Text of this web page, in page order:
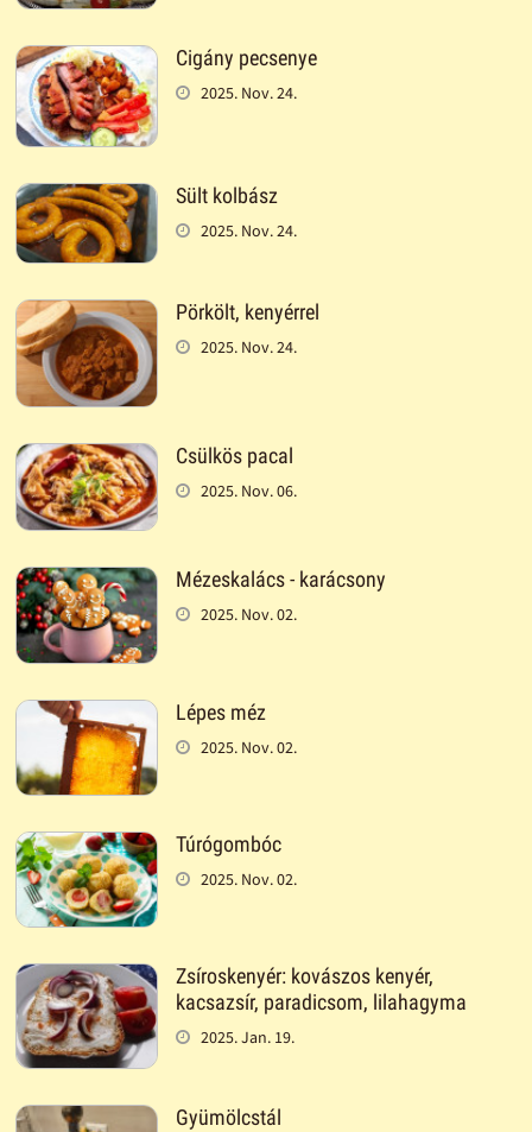
Cigány pecsenye
2025. Nov. 24.
Sült kolbász
2025. Nov. 24.
Pörkölt, kenyérrel
2025. Nov. 24.
Csülkös pacal
2025. Nov. 06.
Mézeskalács - karácsony
2025. Nov. 02.
Lépes méz
2025. Nov. 02.
Túrógombóc
2025. Nov. 02.
Zsíroskenyér: kovászos kenyér,
kacsazsír, paradicsom, lilahagyma
2025. Jan. 19.
Gyümölcstál